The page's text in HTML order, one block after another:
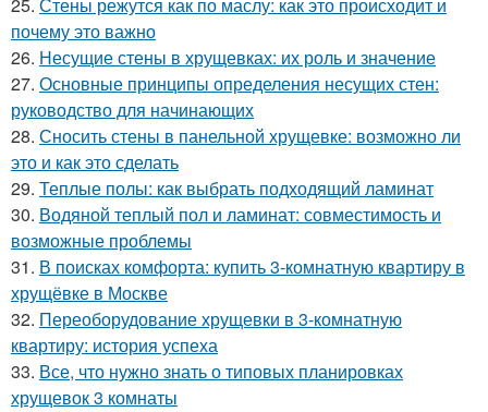
почему это важно
26. Несущие стены в хрущевках: их роль и значение
27. Основные принципы определения несущих стен:
руководство для начинающих
28. Сносить стены в панельной хрущевке: возможно ли
это и как это сделать
29. Теплые полы: как выбрать подходящий ламинат
30. Водяной теплый пол и ламинат: совместимость и
возможные проблемы
31. В поисках комфорта: купить 3-комнатную квартиру в
хрущёвке в Москве
32. Переоборудование хрущевки в 3-комнатную
квартиру: история успеха
33. Все, что нужно знать о типовых планировках
хрущевок 3 комнаты